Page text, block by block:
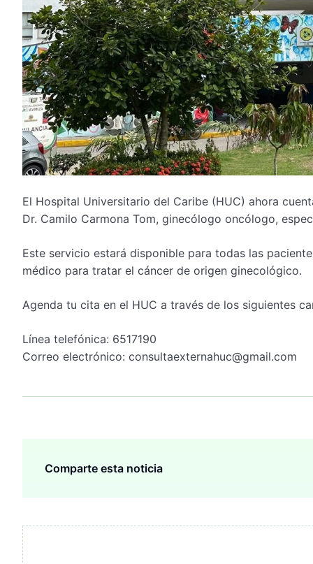
El Hospital Universitario del Caribe (HUC) ahora
Dr. Camilo Carmona Tom, ginecólogo oncólogo,
Este servicio estará disponible para todas las
médico para tratar el cáncer de origen ginecológico.
Agenda tu cita en el HUC a través de los siguientes
Línea telefónica: 6517190
Correo electrónico: consultaexternahuc@gmail.com
Comparte esta noticia